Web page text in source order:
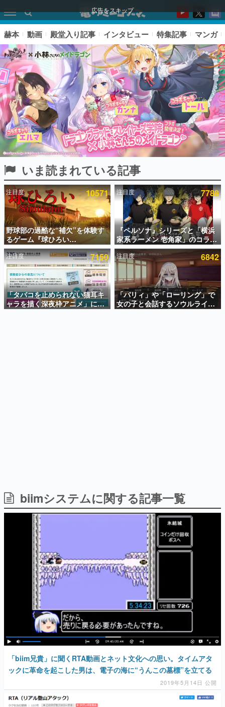
広告をスキップ
ピックアップ
電ファミのいま読まれている記事ランキング
アプリセール情報
インタビュー
連載・特集一覧
殿堂入り記事
SNS拡散数が数千以上！ ページビュー数万以上！ などな
ど。多くの人々に読まれた、電ファミ渾身の“殿堂入り”記
事をまとめました。
日本のモバイルゲーム史における主要なトピック・タイト
ルを網羅するほか、開発者へのインタビューや識者による
解説を掲載。約20年の歴史が一望できる決定版！
若ゲのいたり〜ゲームクリエイターの青春〜
『うつヌケ』『ペンと箸』等で知られるマンガ家・田中圭
一先生によるゲーム業界レポートマンガです。
なんでゲームは面白い？
ゲーム開発者・hamatsu氏がゲームの魅力を画面や操作の
具体的な形から解き明かしていく、硬派で骨太な評論連載
ゲームが変えた日本語
「経験値」「裏技」「ラスボス」… ゲームにまつわる言葉
の起源や用法の変遷を、コンピューター文化史研究家・タ
イニーP氏が徹底調査。
カテゴリ
特集記事
マンガ
赫本 動画 殿堂入り記事 インタビュー 特集記事 マンガ
いま読まれている記事
注目度 10571
野球部の過酷な“補欠”を体験す
るゲーム『球ひろい
Simulator』が「1件」のウィッ
シュリストをもとにチェコ語に
対応しSNSで話題に。『キング
ダム・カム』開発元やチェコの
プロ野球選手から称賛の声
注目度 7788
『ペルソナ』シリーズと「横浜
家系ラーメン 壱角家」のコラボ
が8月21日から開催。”はがく
れ”風とんこつラーメンや、おい
しく食べられるカレーラーメン
がラインナップ
注目度 7150
「タバコを止められない猫耳キ
ャラを描く深夜枠アニメ」に視
聴者の一部から批判意見。違法
注目度 6842
「パリィ」や「ローリング」で
女の子と会話するソウルライク
恋愛ゲーム『小早川さんはソウ
「biim兄貴」に聞くRTA動画とネット文化への思い。タイムアタ
ックに革命を起こした男は、電子の海に“うんこの墓標”を立てる
2019年5月14日 公開